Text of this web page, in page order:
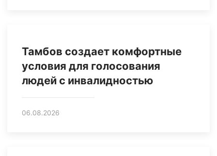
Тамбов создает комфортные
условия для голосования
людей с инвалидностью
06.08.2026